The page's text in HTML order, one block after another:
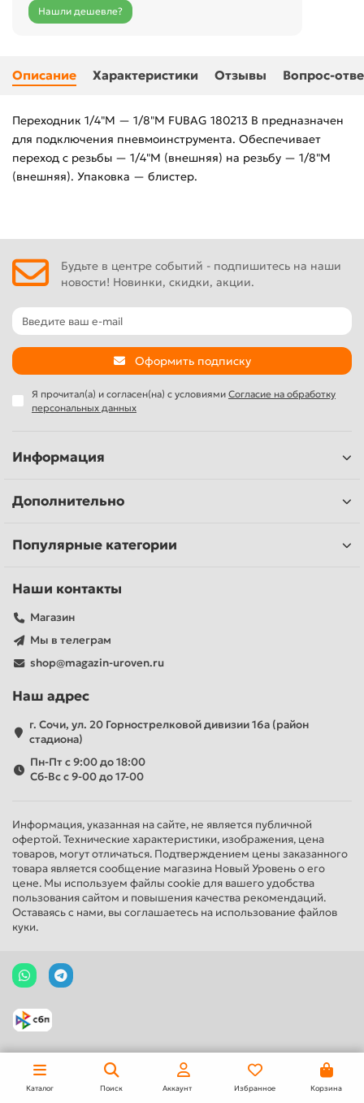
Нашли дешевле?
Описание Характеристики Отзывы Вопрос-
Переходник 1/4"M — 1/8"M FUBAG 180213 B предназначен
для подключения пневмоинструмента. Обеспечивает
переход с резьбы — 1/4"M (внешняя) на резьбу — 1/8"M
(внешняя). Упаковка — блистер.
Будьте в центре событий - подпишитесь на наши
новости! Новинки, скидки, акции.
Оформить подписку
Я прочитал(а) и согласен(на) с условиями Согласие на обработку
персональных данных
Информация
Дополнительно
Популярные категории
Наши контакты
Магазин
Мы в телеграм
shop@magazin-uroven.ru
Наш адрес
г. Сочи, ул. 20 Горнострелковой дивизии 16а (район
стадиона)
Пн-Пт с 9:00 до 18:00
Сб-Вс с 9-00 до 17-00
Информация, указанная на сайте, не является публичной
офертой. Технические характеристики, изображения, цена
товаров, могут отличаться. Подтверждением цены заказанного
товара является сообщение магазина Новый Уровень о его
цене. Мы используем файлы cookie для вашего удобства
пользования сайтом и повышения качества рекомендаций.
Оставаясь с нами, вы соглашаетесь на использование файлов
куки.
Каталог Поиск Аккаунт Избранное Корзина